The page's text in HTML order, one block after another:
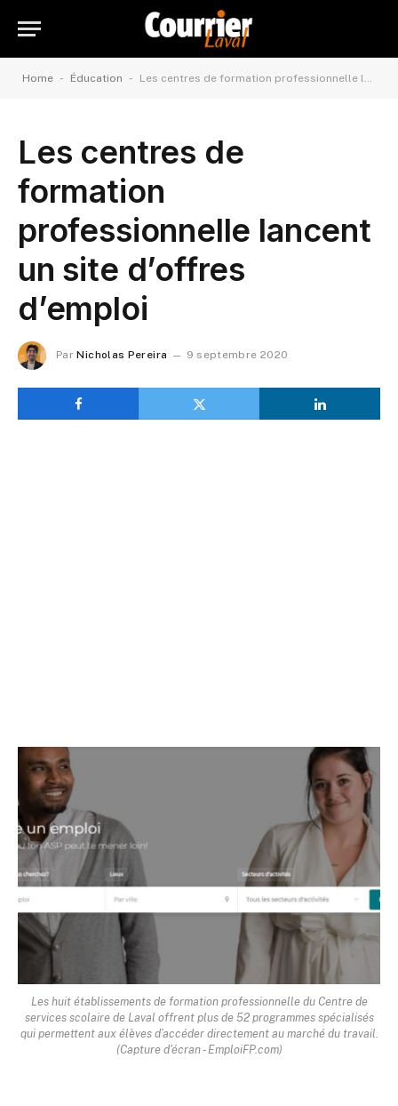
Home - Éducation - Les centres de formation professionnelle lancent un site d’offres d’emploi
Les centres de
formation
professionnelle lancent
un site d’offres
d’emploi
Par Nicholas Pereira 9 septembre 2020
Les huit établissements de formation professionnelle du Centre de
services scolaire de Laval offrent plus de 52 programmes spécialisés
qui permettent aux élèves d’accéder directement au marché du travail.
(Capture d'écran - EmploiFP.com)